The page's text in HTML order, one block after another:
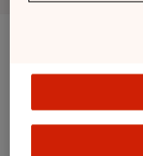
På Maxi har vi
hjälper och ser
och brett